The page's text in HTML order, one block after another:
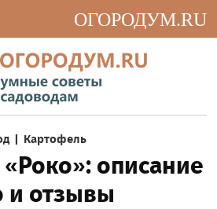
ОГОРОДУМ.RU
| Картофель
описание
и отзывы